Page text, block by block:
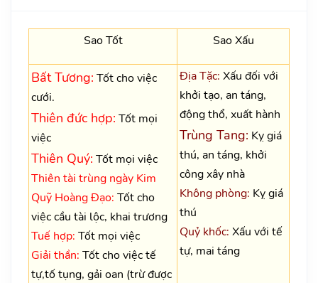
Sao Tốt Sao Xấu
Bất Tương: Tốt cho việc
cưới.
Thiên đức hợp: Tốt mọi
việc
Thiên Quý: Tốt mọi việc
Thiên tài trùng ngày Kim
Quỹ Hoàng Đạo: Tốt cho
việc cầu tài lộc, khai trương
Tuế hợp: Tốt mọi việc
Giải thần: Tốt cho việc tế
tự,tố tụng, gải oan (trừ được
Địa Tặc: Xấu đối với
khởi tạo, an táng,
động thổ, xuất hành
Trùng Tang: Kỵ giá
thú, an táng, khởi
công xây nhà
Không phòng: Kỵ giá
thú
Quỷ khốc: Xấu với tế
tự, mai táng